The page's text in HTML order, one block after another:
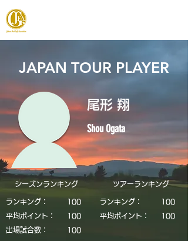
JAPAN TOUR PLAYER
尾形 翔
Shou Ogata
シーズンランキング
ランキング：
​100
平均ポイント：
​100
​出場試合数：
​100
​ツアーランキング
ランキング：
​100
平均ポイント：
​100